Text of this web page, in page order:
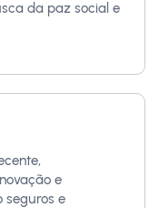
da paz social e
e
seguros e